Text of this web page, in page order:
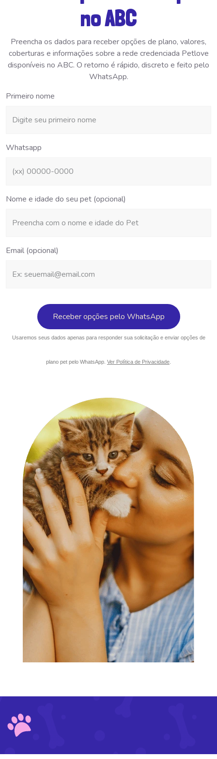
no ABC
Preencha os dados para receber opções de plano, valores,
coberturas e informações sobre a rede credenciada Petlove
disponíveis no ABC. O retorno é rápido, discreto e feito pelo
WhatsApp.
Primeiro nome
Whatsapp
Nome e idade do seu pet (opcional)
Email (opcional)
Usaremos seus dados apenas para responder sua solicitação e enviar opções de
plano pet pelo WhatsApp. Ver Política de Privacidade